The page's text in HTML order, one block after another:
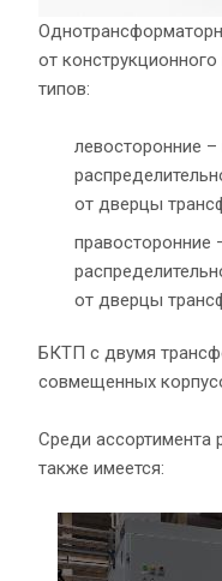
от
типов:
левосторонние
от дверцы
правосторонние
от дверцы
БКТП с двумя
совмещенных
Среди ассортимента
также имеется: